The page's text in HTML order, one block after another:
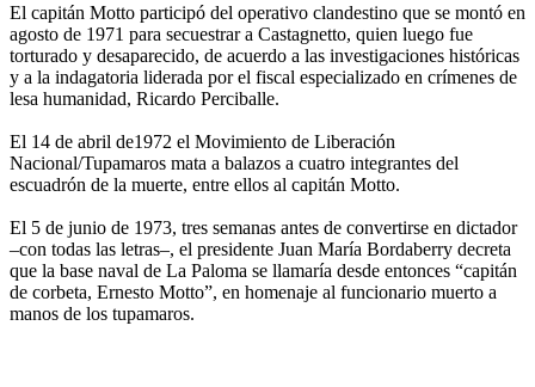
El capitán Motto participó del operativo clandestino que se montó en
agosto de 1971 para secuestrar a Castagnetto, quien luego fue
torturado y desaparecido, de acuerdo a las investigaciones históricas
y a la indagatoria liderada por el fiscal especializado en crímenes de
lesa humanidad, Ricardo Perciballe.
El 14 de abril de1972 el Movimiento de Liberación
Nacional/Tupamaros mata a balazos a cuatro integrantes del
escuadrón de la muerte, entre ellos al capitán Motto.
El 5 de junio de 1973, tres semanas antes de convertirse en dictador
–con todas las letras–, el presidente Juan María Bordaberry decreta
que la base naval de La Paloma se llamaría desde entonces “capitán
de corbeta, Ernesto Motto”, en homenaje al funcionario muerto a
manos de los tupamaros.